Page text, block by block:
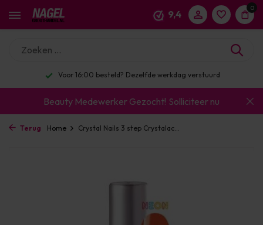
9,4
0
Voor 16:00 besteld? Dezelfde werkdag verstuurd
Beauty Medewerker Gezocht! Solliciteer nu
Terug Home Crystal Nails 3 step Crystalac...